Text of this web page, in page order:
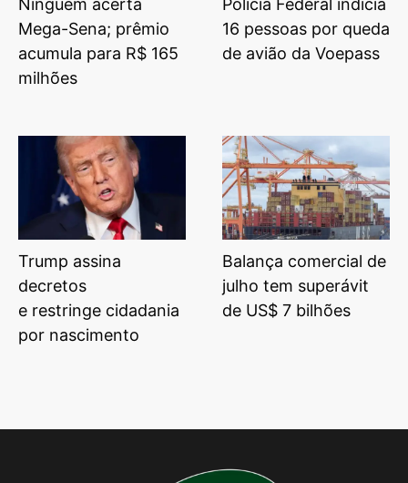
Ninguém acerta
Mega-Sena; prêmio
acumula para R$ 165
milhões
Polícia Federal indicia
16 pessoas por queda
de avião da Voepass
Trump assina
decretos
e restringe cidadania
por nascimento
Balança comercial de
julho tem superávit
de US$ 7 bilhões